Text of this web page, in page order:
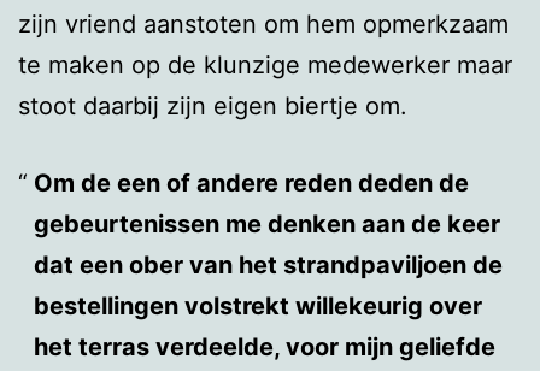
zijn vriend aanstoten om hem opmerkzaam
te maken op de klunzige medewerker maar
stoot daarbij zijn eigen biertje om.
Om de een of andere reden deden de
gebeurtenissen me denken aan de keer
dat een ober van het strandpaviljoen de
bestellingen volstrekt willekeurig over
het terras verdeelde, voor mijn geliefde